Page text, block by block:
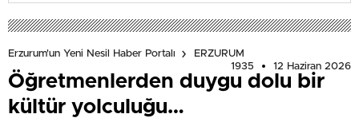
Erzurum'un Yeni Nesil Haber Portalı
ERZURUM
1935
12 Haziran 2026
Öğretmenlerden duygu dolu bir
kültür yolculuğu…